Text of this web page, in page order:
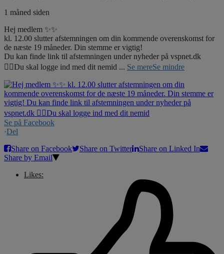
1 måned siden
Hej medlem ✨✨
kl. 12.00 slutter afstemningen om din kommende overenskomst for
de næste 19 måneder. Din stemme er vigtig!
Du kan finde link til afstemningen under nyheder på vspnet.dk
☝🏼Du skal logge ind med dit nemid ... Se mereSe mindre
Se på Facebook
·Del
Share on Facebook
Share on Twitter
Share on Linked In
Share by Email
Likes: